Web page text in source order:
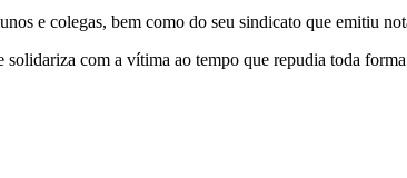
e colegas, bem como do seu sindicato que emitiu
com a vítima ao tempo que repudia toda